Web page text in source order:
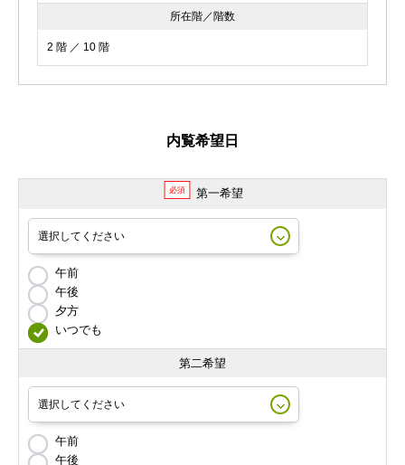
所在階／階数
2 階 ／ 10 階
内覧希望日
必須 第一希望
午前
午後
夕方
いつでも
第二希望
午前
午後